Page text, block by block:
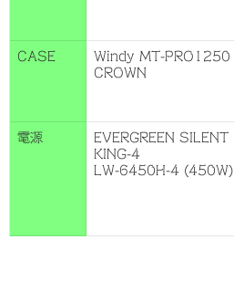
CASE
Windy MT-PRO1250
CROWN
電源
EVERGREEN SILENT
KING-4
LW-6450H-4 (450W)